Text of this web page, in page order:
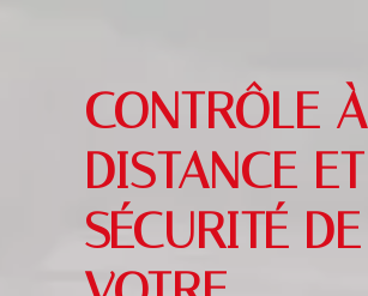
CONTRÔLE À
DISTANCE ET
SÉCURITÉ DE